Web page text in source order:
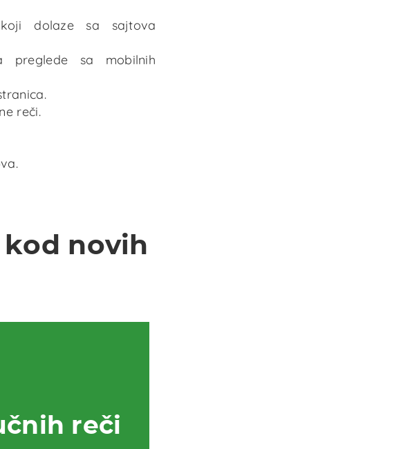
dolaze sa sajtova
preglede sa mobilnih
reči.
novih
reči